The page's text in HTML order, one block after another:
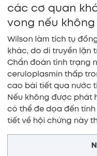
các cơ quan
vong nếu
Wilson làm tích tụ
khác, do di truyền lặn
Chẩn đoán tình trạng
ceruloplasmin thấp
cao bài tiết qua nước
Nếu không được phát
có thể đe dọa đến tính
tiết về hội chứng này